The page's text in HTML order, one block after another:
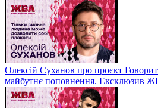
Олексій Суханов про проєкт
майбутнє поповнення. Ексклюзив